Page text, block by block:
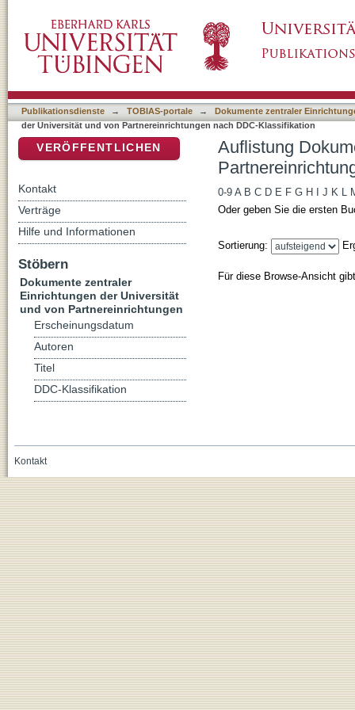
DDC-Klassifikation
Publikationsdienste → TOBIAS-portale →
Dokumente zentraler
der Universität und von Partnereinrichtungen nach DDC-Klassifikation
Auflistung
0-9 A B C D E F G H J K L
Oder geben Sie die ersten
Sortierung:
Für diese Browse-Ansicht
VERÖFFENTLICHEN
Kontakt
Verträge
Hilfe und Informationen
Stöbern
Dokumente zentraler
Einrichtungen der Universität
und von Partnereinrichtungen
Erscheinungsdatum
Autoren
Titel
DDC-Klassifikation
Kontakt